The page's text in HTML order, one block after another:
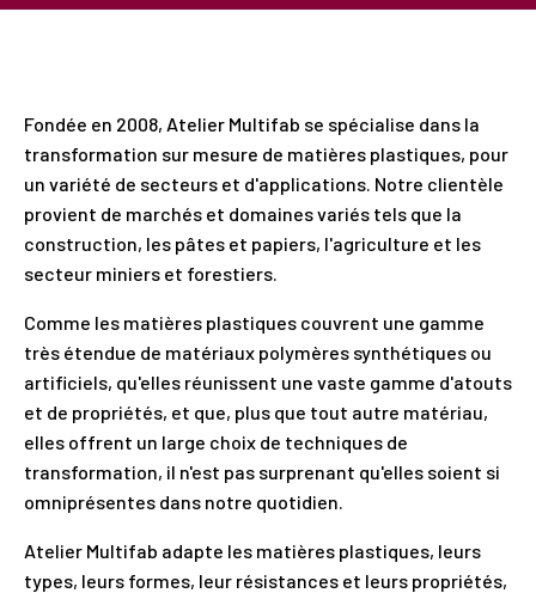
Fondée en 2008, Atelier Multifab se spécialise dans la
transformation sur mesure de matières plastiques, pour
un variété de secteurs et d'applications. Notre clientèle
provient de marchés et domaines variés tels que la
construction, les pâtes et papiers, l'agriculture et les
secteur miniers et forestiers.
Comme les matières plastiques couvrent une gamme
très étendue de matériaux polymères synthétiques ou
artificiels, qu'elles réunissent une vaste gamme d'atouts
et de propriétés, et que, plus que tout autre matériau,
elles offrent un large choix de techniques de
transformation, il n'est pas surprenant qu'elles soient si
omniprésentes dans notre quotidien.
Atelier Multifab adapte les matières plastiques, leurs
types, leurs formes, leur résistances et leurs propriétés,